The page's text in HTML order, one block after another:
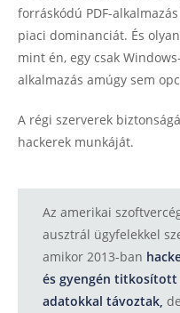
forráskódú PDF-
piaci dominanciát. És
mint én, egy csak
alkalmazás amúgy sem
A régi szerverek
hackerek munkáját.
Az amerikai
ausztrál ügyfelekkel
amikor 2013-ban
és gyengén titkosított
adatokkal távoztak,